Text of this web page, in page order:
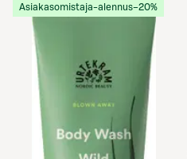
Asiakasomistaja-alennus−20%